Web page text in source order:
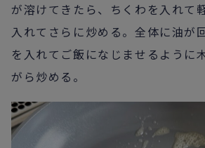
が溶けてきたら、ちくわを入れて
入れてさらに炒める。全体に油が
を入れてご飯になじませるように
がら炒める。